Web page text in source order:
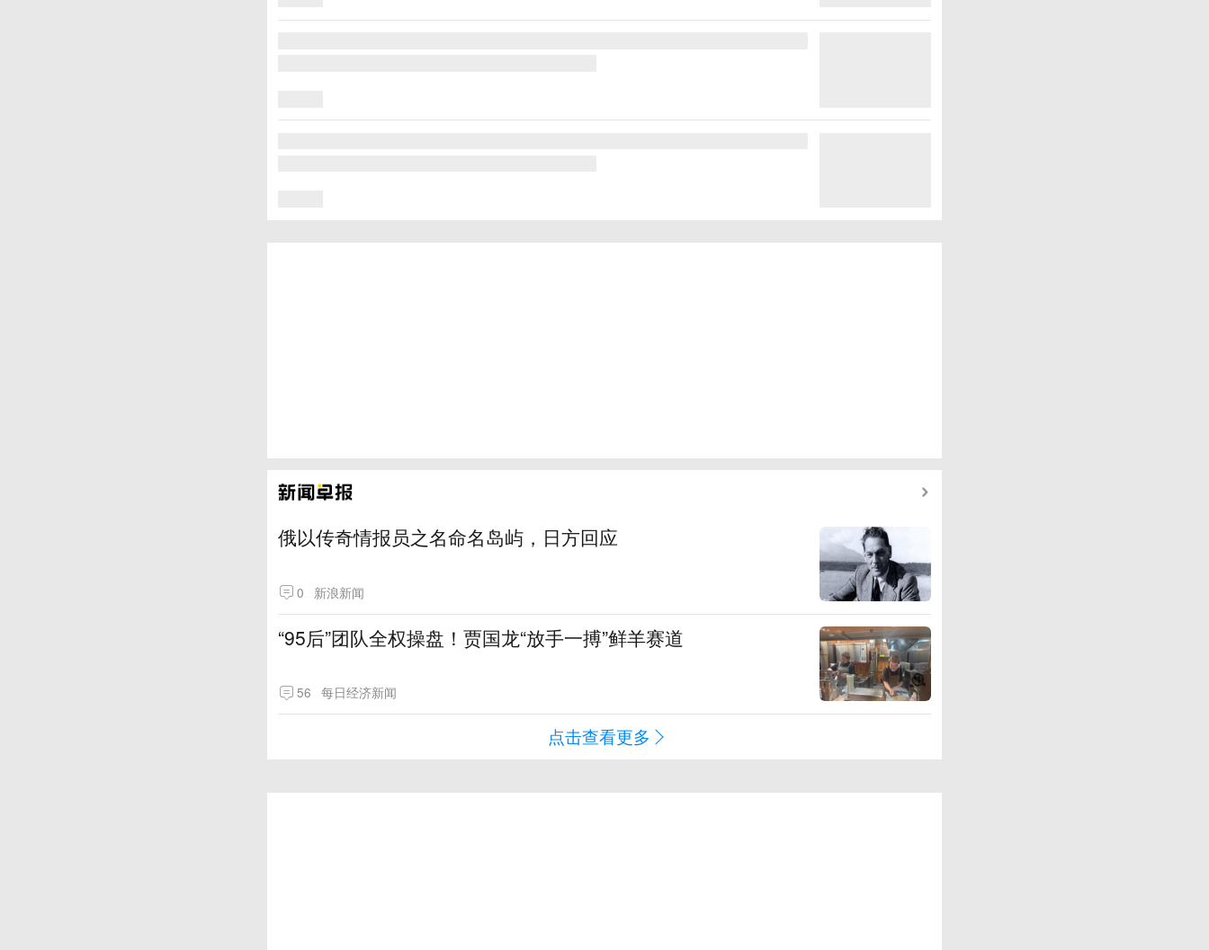
俄以传奇情报员之名命名岛屿，日方回应
0 新浪新闻
“95后”团队全权操盘！贾国龙“放手一搏”鲜羊赛道
56 每日经济新闻
点击查看更多